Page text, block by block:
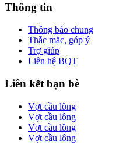
Thông tin
Thông báo chung
Thắc mắc, góp ý
Trợ giúp
Liên hệ BQT
Liên kết bạn bè
Vợt cầu lông
Vợt cầu lông
Vợt cầu lông
Vợt cầu lông